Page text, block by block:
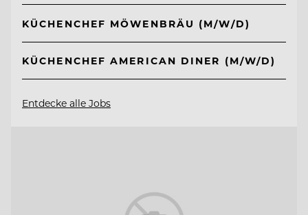
KÜCHENCHEF MÖWENBRÄU (M/W/D)
KÜCHENCHEF AMERICAN DINER (M/W/D)
Entdecke alle Jobs